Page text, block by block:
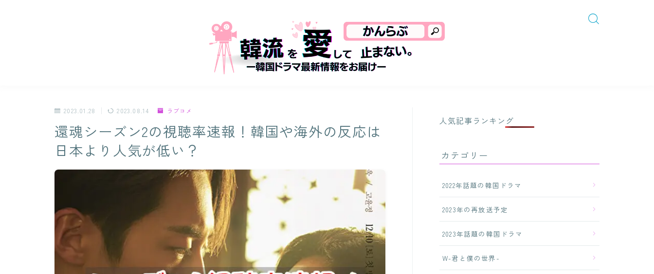
2023.01.28 2023.08.14 ラブコメ
還魂シーズン2の視聴率速報！韓国や海外の反応は
日本より人気が低い？
人気記事ランキング
カテゴリー
2022年話題の韓国ドラマ
2023年の再放送予定
2023年話題の韓国ドラマ
W-君と僕の世界-